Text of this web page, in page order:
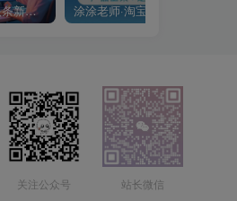
2025年今日头条新玩法，我用这个方法，一天挣了5张+
关注公众号 站长微信